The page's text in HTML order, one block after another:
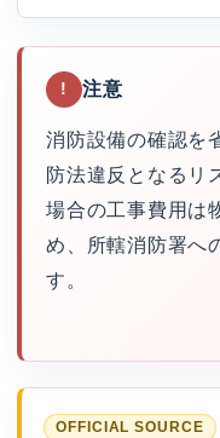
! 注意
消防設備の確認を
防法違反となるリ
場合の工事費用は
め、所轄消防署へ
す。